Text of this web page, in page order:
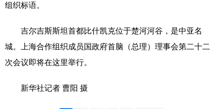
文化产业
组织标语。
吉尔吉斯斯坦首都比什凯克位于楚河河谷，是中亚名
城。上海合作组织成员国政府首脑（总理）理事会第二十二
次会议即将在这里举行。
新华社记者 曹阳 摄